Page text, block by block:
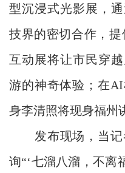
型沉浸式光影展，
技界的密切合作，
互动展将让市民穿
游的神奇体验；在
身李清照将现身福州
发布现场，当记
询“‘七溜八溜，不离